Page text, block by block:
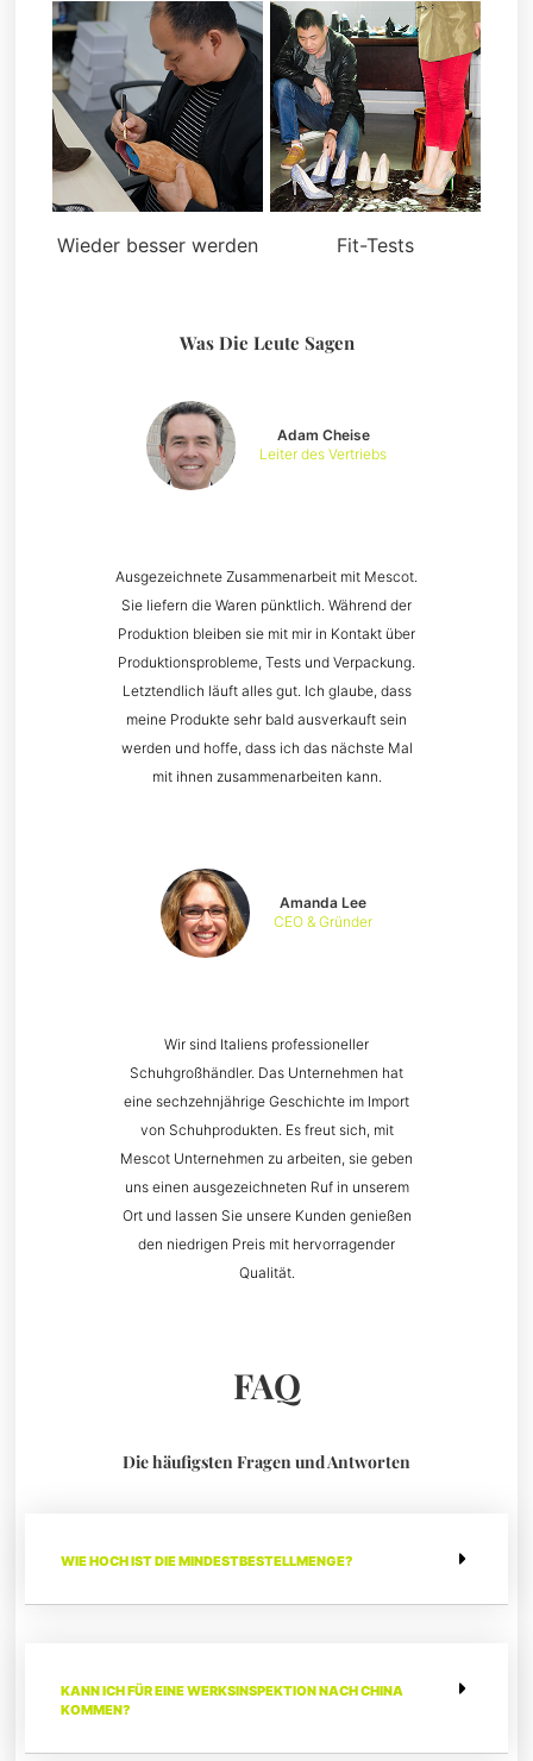
Wieder besser werden Fit-Tests
Was Die Leute Sagen
Wir sind Italiens professioneller
Schuhgroßhändler. Das Unternehmen hat
eine sechzehnjährige Geschichte im Import
von Schuhprodukten. Es freut sich, mit
Mescot Unternehmen zu arbeiten, sie geben
uns einen ausgezeichneten Ruf in unserem
Ort und lassen Sie unsere Kunden genießen
den niedrigen Preis mit hervorragender
Qualität.
Amanda Lee
CEO & Gründer
Ausgezeichnete Zusammenarbeit mit Mescot.
Sie liefern die Waren pünktlich. Während der
Produktion bleiben sie mit mir in Kontakt über
Produktionsprobleme, Tests und Verpackung.
Letztendlich läuft alles gut. Ich glaube, dass
meine Produkte sehr bald ausverkauft sein
werden und hoffe, dass ich das nächste Mal
mit ihnen zusammenarbeiten kann.
Adam Cheise
Leiter des Vertriebs
FAQ
Die häufigsten Fragen und Antworten
WIE HOCH IST DIE MINDESTBESTELLMENGE?
KANN ICH FÜR EINE WERKSINSPEKTION NACH CHINA
KOMMEN?